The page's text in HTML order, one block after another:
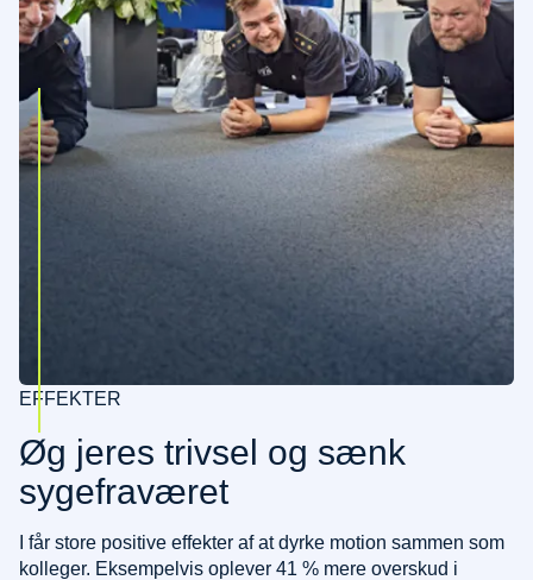
EFFEKTER
Øg jeres trivsel og sænk
sygefraværet
I får store positive effekter af at dyrke motion sammen som
kolleger. Eksempelvis oplever 41 % mere overskud i